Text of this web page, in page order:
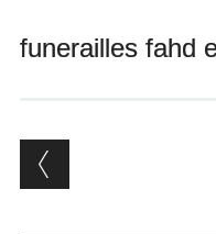
funerailles fahd